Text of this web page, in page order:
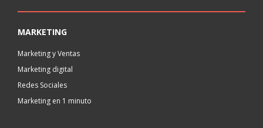
MARKETING
Marketing y Ventas
Marketing digital
Redes Sociales
Marketing en 1 minuto